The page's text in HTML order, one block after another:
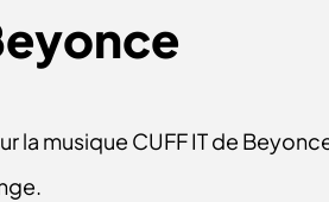
la musique CUFF IT de